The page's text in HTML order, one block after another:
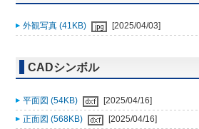
外観写真 (41KB) [2025/04/03]
CADシンボル
平面図 (54KB)
[2025/04/16]
正面図 (568KB)
[2025/04/16]